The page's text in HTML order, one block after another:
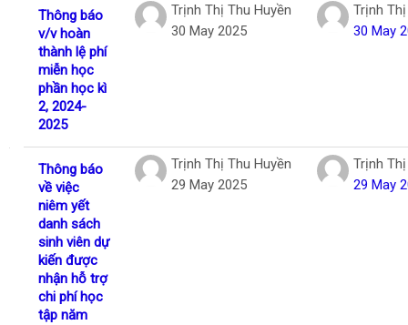
Thông báo
v/v hoàn
thành lệ phí
miễn học
phần học kì
2, 2024-
2025
Trịnh Thị Thu Huyền
30 May 2025
Trịnh
30 May
Thông báo
về việc
niêm yết
danh sách
sinh viên dự
kiến được
nhận hỗ trợ
chi phí học
tập năm
Trịnh Thị Thu Huyền
29 May 2025
Trịnh
29 May